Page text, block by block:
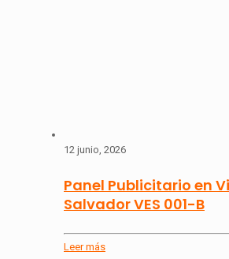
12 junio, 2026
Panel Publicitario en
Salvador VES 001-B
Leer más